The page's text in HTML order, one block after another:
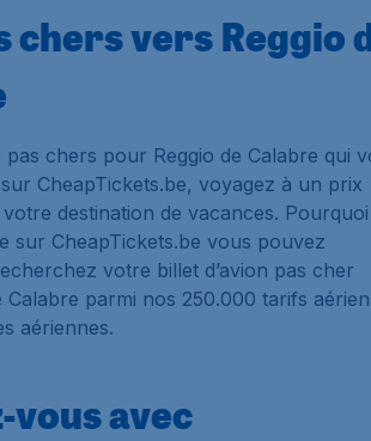
chers vers Reggio
chers pour Reggio de Calabre qui
CheapTickets.be, voyagez à un prix
destination de vacances.
sur CheapTickets.be vous pouvez
votre billet d’avion pas cher
Calabre parmi nos 250.000 tarifs
aériennes.
vous avec